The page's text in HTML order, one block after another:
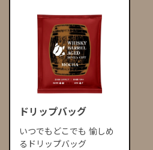
ドリップバッグ
いつでもどこでも 愉しめ
るドリップバッグ